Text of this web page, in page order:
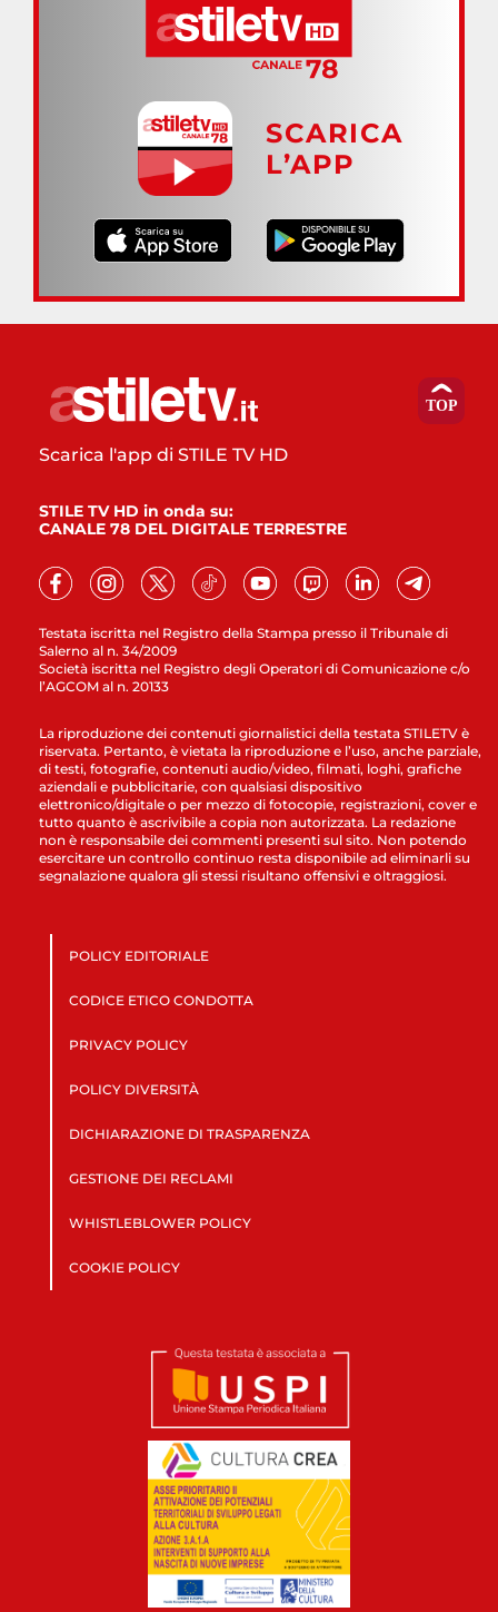
SCARICA
L’APP
Testata iscritta nel Registro della Stampa presso il Tribunale di
Salerno al n. 34/2009
Società iscritta nel Registro degli Operatori di Comunicazione c/o
l’AGCOM al n. 20133
Scarica l'app di STILE TV HD
STILE TV HD in onda su:
CANALE 78 DEL DIGITALE TERRESTRE
La riproduzione dei contenuti giornalistici della testata STILETV è
riservata. Pertanto, è vietata la riproduzione e l’uso, anche parziale,
di testi, fotografie, contenuti audio/video, filmati, loghi, grafiche
aziendali e pubblicitarie, con qualsiasi dispositivo
elettronico/digitale o per mezzo di fotocopie, registrazioni, cover e
tutto quanto è ascrivibile a copia non autorizzata. La redazione
non è responsabile dei commenti presenti sul sito. Non potendo
esercitare un controllo continuo resta disponibile ad eliminarli su
segnalazione qualora gli stessi risultano offensivi e oltraggiosi.
POLICY EDITORIALE
CODICE ETICO CONDOTTA
PRIVACY POLICY
POLICY DIVERSITÀ
DICHIARAZIONE DI TRASPARENZA
GESTIONE DEI RECLAMI
WHISTLEBLOWER POLICY
COOKIE POLICY